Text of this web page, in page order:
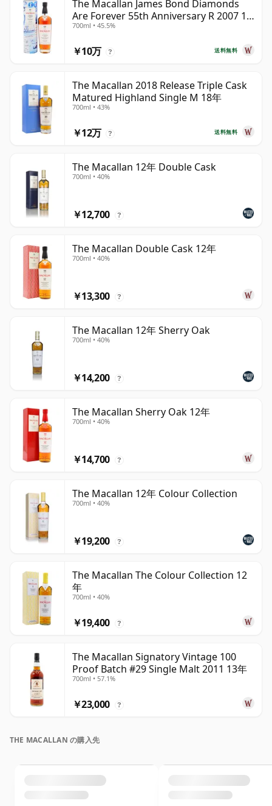
The Macallan James Bond Diamonds
Are Forever 55th Anniversary R 2007 18
年
700ml • 45.5%
送料無料
￥10万 ?
The Macallan 2018 Release Triple Cask
Matured Highland Single M 18年
700ml • 43%
送料無料
￥12万 ?
The Macallan 12年 Double Cask
700ml • 40%
￥12,700 ?
The Macallan Double Cask 12年
700ml • 40%
￥13,300 ?
The Macallan 12年 Sherry Oak
700ml • 40%
￥14,200 ?
The Macallan Sherry Oak 12年
700ml • 40%
￥14,700 ?
The Macallan 12年 Colour Collection
700ml • 40%
￥19,200 ?
The Macallan The Colour Collection 12
年
700ml • 40%
￥19,400 ?
The Macallan Signatory Vintage 100
Proof Batch #29 Single Malt 2011 13年
700ml • 57.1%
￥23,000 ?
THE MACALLAN の購入先